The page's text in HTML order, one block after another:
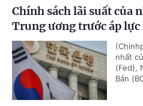
Chính sách lãi suất của
Trung ương trước áp lực
nhất
(Fed),
Bản